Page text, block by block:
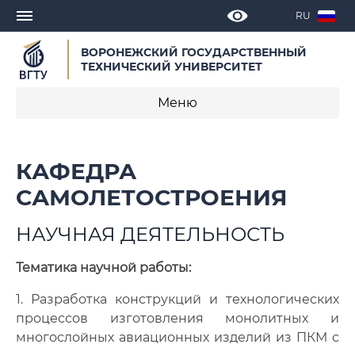
RU
ВОРОНЕЖСКИЙ ГОСУДАРСТВЕННЫЙ
ТЕХНИЧЕСКИЙ УНИВЕРСИТЕТ
Меню
Образовательные программы
Научная деятельность
Достижения кафедры
КАФЕДРА
САМОЛЕТОСТРОЕНИЯ
НАУЧНАЯ ДЕЯТЕЛЬНОСТЬ
Тематика научной работы:
1. Разработка конструкций и технологических
процессов изготовления монолитных и
многослойных авиационных изделий из ПКМ с